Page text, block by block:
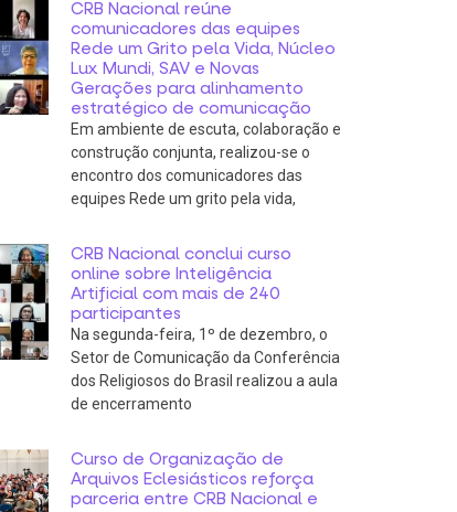
CRB Nacional reúne
comunicadores das equipes
Rede um Grito pela Vida, Núcleo
Lux Mundi, SAV e Novas
Gerações para alinhamento
estratégico de comunicação
Em ambiente de escuta, colaboração e
construção conjunta, realizou-se o
encontro dos comunicadores das
equipes Rede um grito pela vida,
CRB Nacional conclui curso
online sobre Inteligência
Artificial com mais de 240
participantes
Na segunda-feira, 1º de dezembro, o
Setor de Comunicação da Conferência
dos Religiosos do Brasil realizou a aula
de encerramento
Curso de Organização de
Arquivos Eclesiásticos reforça
parceria entre CRB Nacional e